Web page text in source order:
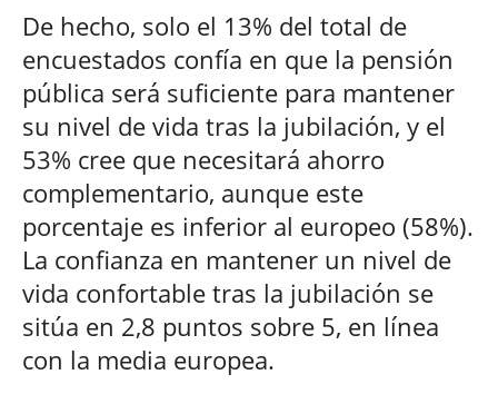
De hecho, solo el 13% del total de
encuestados confía en que la pensión
pública será suficiente para mantener
su nivel de vida tras la jubilación, y el
53% cree que necesitará ahorro
complementario, aunque este
porcentaje es inferior al europeo (58%).
La confianza en mantener un nivel de
vida confortable tras la jubilación se
sitúa en 2,8 puntos sobre 5, en línea
con la media europea.